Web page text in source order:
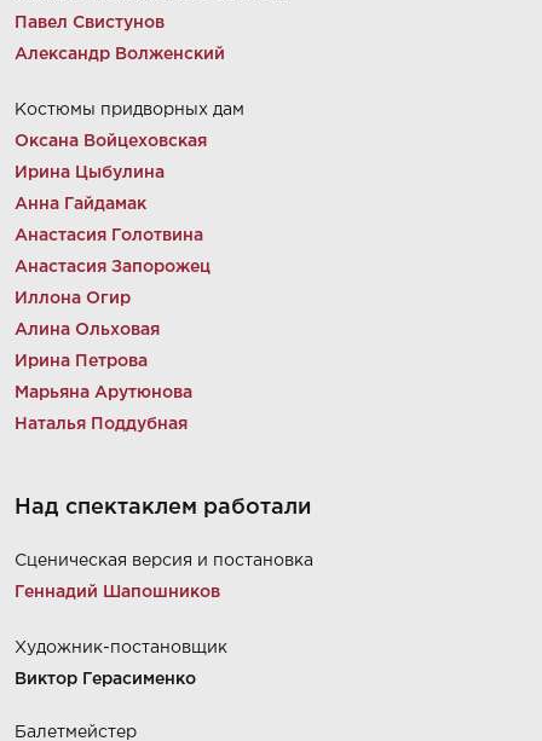
Павел Свистунов
Александр Волженский
Костюмы придворных дам
Оксана Войцеховская
Ирина Цыбулина
Анна Гайдамак
Анастасия Голотвина
Анастасия Запорожец
Иллона Огир
Алина Ольховая
Ирина Петрова
Марьяна Арутюнова
Наталья Поддубная
Над спектаклем работали
Сценическая версия и постановка
Геннадий Шапошников
Художник-постановщик
Виктор Герасименко
Балетмейстер